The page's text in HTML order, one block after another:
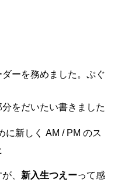
ーを務めました。ぷぐ
をだいたい書きました
に新しく AM / PM のス
、 新入生つえーって感